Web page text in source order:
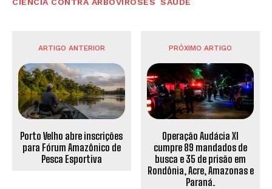
ARTIGO ANTERIOR
Porto Velho abre inscrições
para Fórum Amazônico de
Pesca Esportiva
PRÓXIMO ARTIGO
Operação Audácia XI
cumpre 89 mandados de
busca e 35 de prisão em
Rondônia, Acre, Amazonas e
Paraná.